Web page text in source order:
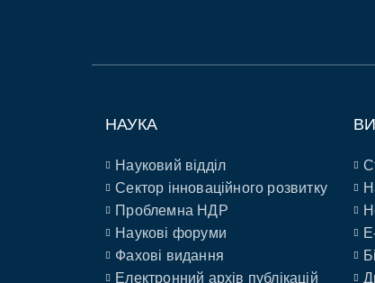
НАУКА
Науковий відділ
Сектор інноваційного розвитку
Проблемна НДР
Наукові форуми
Фахові видання
Електронний архів публікацій